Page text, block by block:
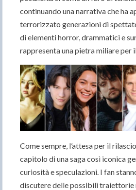
continuando una narrativa che ha
terrorizzato generazioni di
di elementi horror, drammatici e
rappresenta una pietra miliare per
Come sempre, l’attesa per il
capitolo di una saga così iconica
curiosità e speculazioni. I fan
discutere delle possibili traiettorie